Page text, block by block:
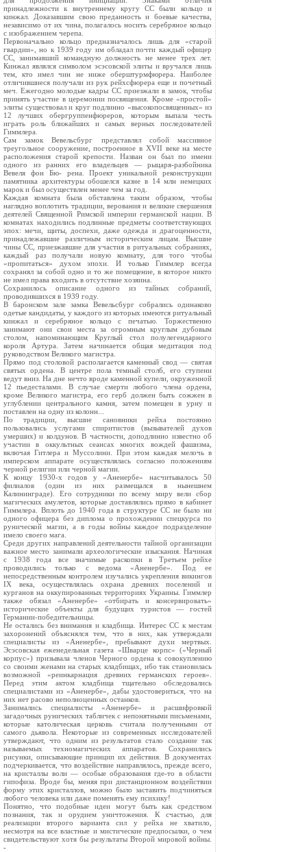
принадлежности к внутреннему кругу СС были кольцо и
кинжал. Доказавшим свою преданность и боевые качества,
независимо от их чина, полагалось носить серебряное кольцо
с изображением черепа.
Первоначально кольцо предназначалось лишь для «старой
гвардии», но к 1939 году им обладал почти каждый офицер
СС, занимавший командную должность не менее трех лет.
Кинжал являлся символом эсэсовской элиты и вручался лишь
тем, кто имел чин не ниже оберштурмфюрера. Наиболее
отличившиеся получали из рук рейхсфюрера еще и почетный
меч. Ежегодно молодые кадры СС приезжали в замок, чтобы
принять участие в церемонии посвящения. Кроме «простой»
элиты существовал и круг подлинно «высокопосвященных» из
12 лучших обергруппенфюреров, которым выпала честь
играть роль ближайших и самых верных последователей
Гиммлера.
Сам замок Вевельсбург представлял собой массивное
треугольное сооружение, построенное в XVII веке на месте
расположения старой крепости. Назван он был по имени
одного из ранних его владельцев — рыцаря-разбойника
Вевеля фон Бю- рена. Проект уникальной реконструкции
памятника архитектуры обошелся казне в 14 млн немецких
марок и был осуществлен менее чем за год.
Каждая комната была обставлена таким образом, чтобы
наглядно воплотить традиции, верования и великие свершения
деятелей Священной Римской империи германской нации. В
комнатах находились подлинные предметы соответствующих
эпох: мечи, щиты, доспехи, даже одежда и драгоценности,
принадлежавшие различным историческим лицам. Высшие
чины СС, приезжавшие для участия в ритуальных собраниях,
каждый раз получали новую комнату, для того чтобы
«пропитаться» духом эпохи. И только Гиммлер всегда
сохранял за собой одно и то же помещение, в которое никто
не имел права входить в отсутствие хозяина.
Сохранилось описание одного из тайных собраний,
проводившихся в 1939 году.
В баронском зале замка Вевельсбург собрались одинаково
одетые кандидаты, у каждого из которых имеются ритуальный
кинжал и серебряное кольцо с печатью. Торжественно
занимают они свои места за огромным круглым дубовым
столом, напоминающим Круглый стол полулегендарного
короля Артура. Затем начинается общая медитация под
руководством Великого магистра.
Прямо под столовой располагается каменный свод — святая
святых ордена. В центре пола темный столб, его ступени
ведут вниз. На дне нечто вроде каменной купели, окруженной
12 пьедесталами. В случае смерти любого члена ордена,
кроме Великого магистра, его герб должен быть сожжен в
углублении центрального камня, затем помещен в урну и
поставлен на одну из колонн...
По традиции, высшие сановники рейха постоянно
пользовались услугами спиритистов (вызывателей духов
умерших) и колдунов. В частности, доподлинно известно об
участии в оккультных сеансах многих вождей фашизма,
включая Гитлера и Муссолини. При этом каждая мелочь в
имперском аппарате осуществлялась согласно положениям
черной религии или черной магии.
К концу 1930-х годов у «Аненербе» насчитывалось 50
филиалов (один из них размещался в нынешнем
Калининграде). Его сотрудники по всему миру вели сбор
магических амулетов, которые доставлялись прямо в кабинет
Гиммлера. Вплоть до 1940 года в структуре СС не было ни
одного офицера без диплома о прохождении спецкурса по
рунической магии, а в годы войны каждое подразделение
имело своего мага.
Среди других направлений деятельности тайной организации
важное место занимали археологические изыскания. Начиная
с 1938 года все значимые раскопки в Третьем рейхе
проводились только с ведома «Аненербе». Под ее
непосредственным контролем изучались укрепления викингов
IX века, осуществлялась охрана древних поселений и
курганов на оккупированных территориях Украины. Гиммлер
также обязал «Аненербе» «отбирать и консервировать»
исторические объекты для будущих туристов — гостей
Германии-победительницы.
Не остались без внимания и кладбища. Интерес СС к местам
захоронений объяснялся тем, что в них, как утверждали
специалисты из «Аненербе», пребывают духи мертвых.
Эсэсовская еженедельная газета «Шварце корпс» («Черный
корпус») призывала членов Черного ордена к совокуплению
со своими женами на старых кладбищах, ибо так становилась
возможной «реинкарнация древних германских героев».
Перед этим актом кладбища тщательно обследовались
специалистами из «Аненербе», дабы удостовериться, что на
них нет расово неполноценных останков.
Занимались специалисты «Аненербе» и расшифровкой
загадочных рунических табличек с непонятными письменами,
которые католическая церковь считала полученными от
самого дьявола. Некоторые из современных исследователей
утверждают, что одним из результатов стало создание так
называемых техномагических аппаратов. Сохранились
рисунки, описывающие принцип их действия. В документах
подчеркивается, что воздействие направлялось, прежде всего,
на кристаллы воли — особые образования где-то в области
гипофиза. Вроде бы, меняя при дистанционном воздействии
форму этих кристаллов, можно было заставить подчиняться
любого человека или даже поменять ему психику!
Понятно, что подобные идеи могут быть как средством
познания, так и орудием уничтожения. К счастью, для
реализации второго варианта сил у рейха не хватило,
несмотря на все властные и мистические предпосылки, о чем
свидетельствуют хотя бы результаты Второй мировой войны.
-